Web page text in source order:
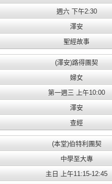
週六 下午2:30
澤安
聖經故事
(澤安)路得團契
婦女
第一週三 上午10:00
澤安
查經
(本堂)伯特利團契
中學至大專
主日 上午11:15-12:45